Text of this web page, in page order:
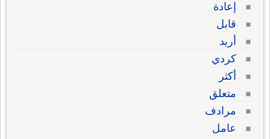
إعادة
قابل
أريد
كردي
أكثر
متعلق
مرادف
عامل